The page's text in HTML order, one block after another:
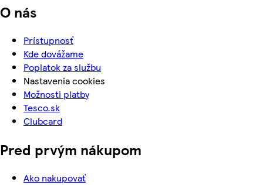
O nás
Prístupnosť
Kde dovážame
Poplatok za službu
Nastavenia cookies
Možnosti platby
Tesco.sk
Clubcard
Pred prvým nákupom
Ako nakupovať